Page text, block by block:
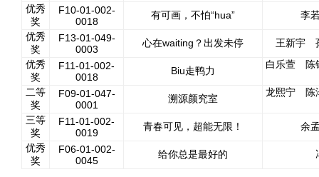
优秀
奖
F10-01-002-
0018
有可画，不怕“hua”
李
优秀
奖
F13-01-049-
0003
心在waiting？出发未停
王新宇
优秀
奖
F11-01-002-
0018
Biu走鸭力
白乐萱
二等
奖
F09-01-047-
0001
溯源颜究室
龙熙宁
三等
奖
F11-01-002-
0019
青春可见，超能无限！
余
优秀
奖
F06-01-002-
0045
给你总是最好的